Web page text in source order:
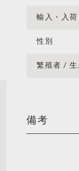
輸入・入荷
性別
繁殖者 / 生
備考